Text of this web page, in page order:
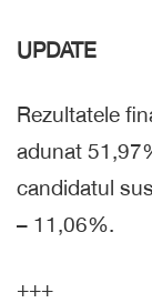
UPDATE
Rezultatele
adunat
candidatul
– 11,06%.
+++